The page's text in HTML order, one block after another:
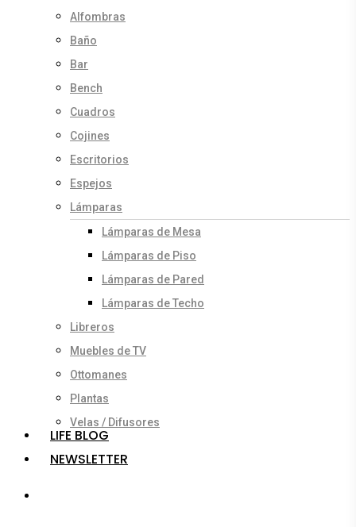
Alfombras
Baño
Bar
Bench
Cuadros
Cojines
Escritorios
Espejos
Lámparas
Lámparas de Mesa
Lámparas de Piso
Lámparas de Pared
Lámparas de Techo
Libreros
Muebles de TV
Ottomanes
Plantas
Velas / Difusores
LIFE BLOG
NEWSLETTER